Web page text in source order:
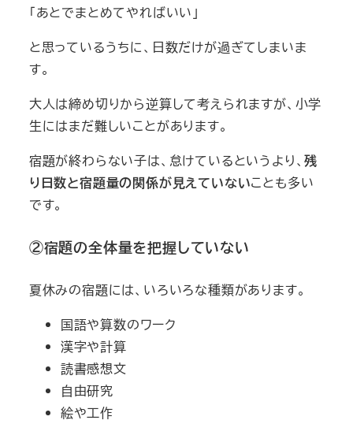
「あとでまとめてやればいい」
と思っているうちに、日数だけが過ぎてしまいま
す。
大人は締め切りから逆算して考えられますが、小学
生にはまだ難しいことがあります。
宿題が終わらない子は、怠けているというより、残
り日数と宿題量の関係が見えていないことも多い
です。
②宿題の全体量を把握していない
夏休みの宿題には、いろいろな種類があります。
国語や算数のワーク
漢字や計算
読書感想文
自由研究
絵や工作